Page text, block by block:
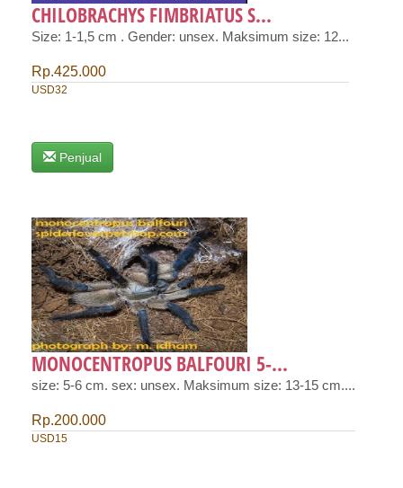
CHILOBRACHYS FIMBRIATUS S...
Size: 1-1,5 cm . Gender: unsex. Maksimum size: 12...
Rp.425.000
USD32
Penjual
MONOCENTROPUS BALFOURI 5-...
size: 5-6 cm. sex: unsex. Maksimum size: 13-15 cm....
Rp.200.000
USD15